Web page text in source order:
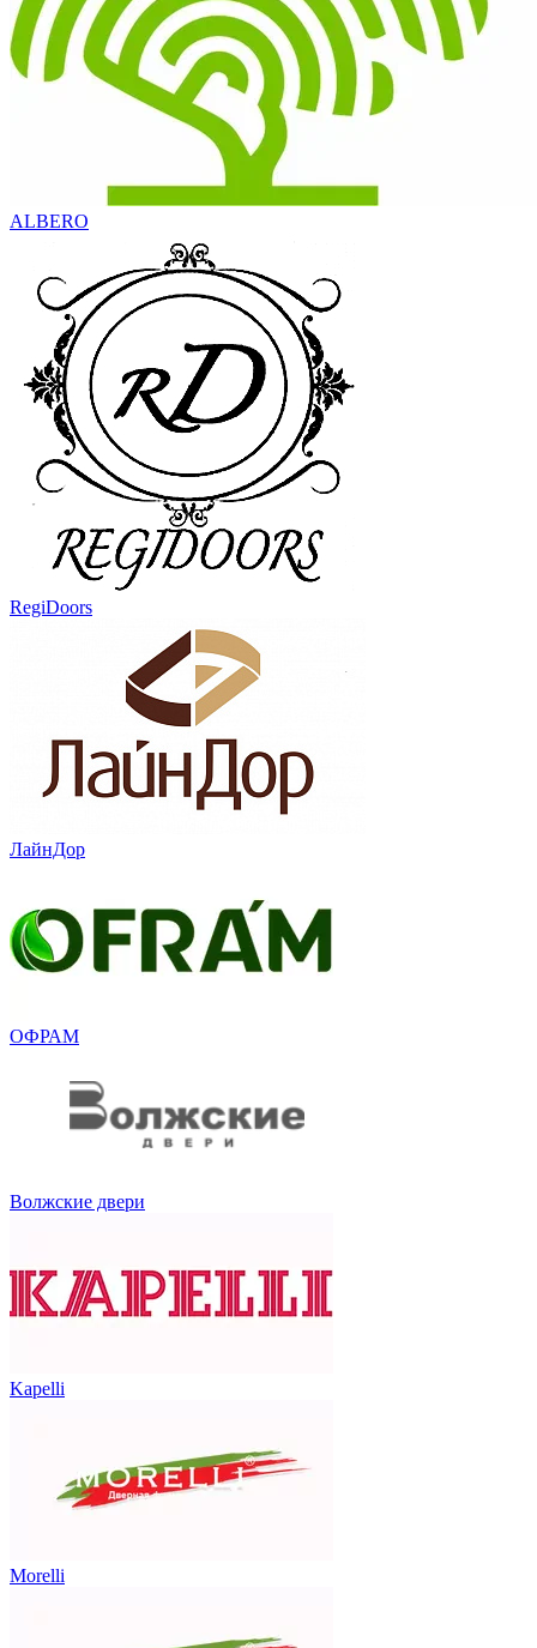
ALBERO
RegiDoors
ЛайнДор
ОФРАМ
Волжские двери
Kapelli
Morelli